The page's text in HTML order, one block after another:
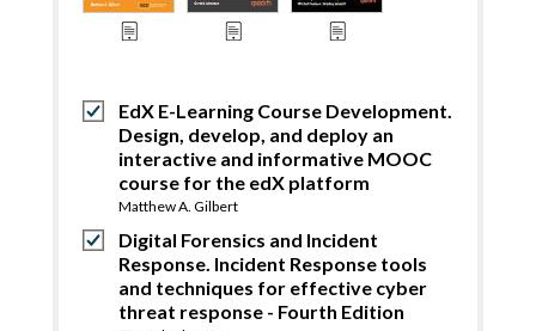
EdX E-Learning Course Development.
Design, develop, and deploy an
interactive and informative MOOC
course for the edX platform
Matthew A. Gilbert
Digital Forensics and Incident
Response. Incident Response tools
and techniques for effective cyber
threat response - Fourth Edition